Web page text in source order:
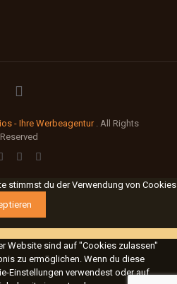
- Ihre Werbeagentur . All Rights
Reserved
stimmst du der Verwendung von Cookies
Website sind auf "Cookies zulassen"
zu ermöglichen. Wenn du diese
Einstellungen verwendest oder auf